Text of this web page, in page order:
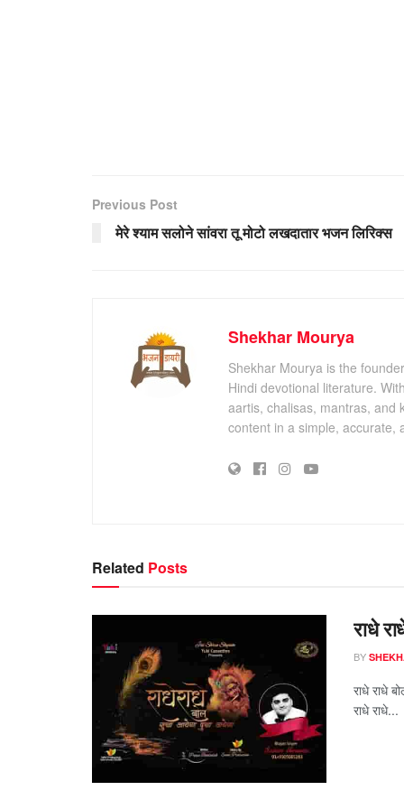
Previous Post
मेरे श्याम सलोने सांवरा तू मोटो लखदातार भजन लिरिक्स
Shekhar Mourya
Shekhar Mourya is the
Hindi devotional literature.
aartis, chalisas, mantras, and
content in a simple, accurate,
Related Posts
राधे
BY
राधे राधे
राधे राधे...